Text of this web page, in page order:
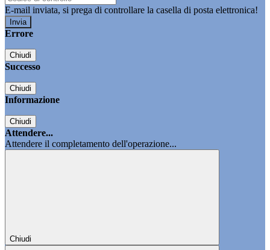
E-mail inviata, si prega di controllare la casella di posta elettronica!
Errore
Chiudi
Successo
Chiudi
Informazione
Chiudi
Attendere...
Attendere il completamento dell'operazione...
Chiudi